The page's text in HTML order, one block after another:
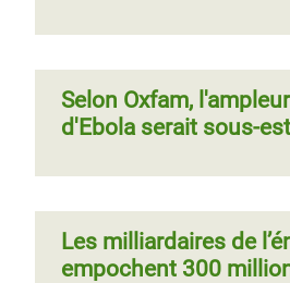
Selon Oxfam,
d'Ebola serait sous-
Les milliardaires de
empochent 300